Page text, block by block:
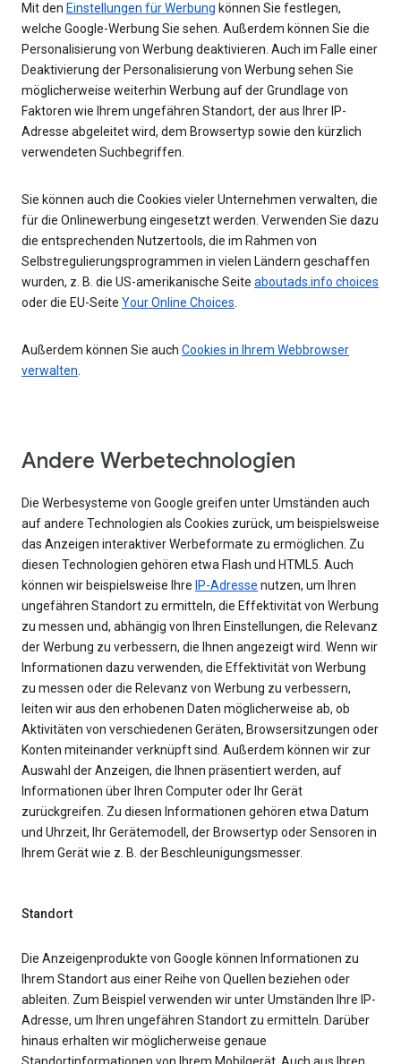
Mit den Einstellungen für Werbung können Sie festlegen,
welche Google-Werbung Sie sehen. Außerdem können Sie die
Personalisierung von Werbung deaktivieren. Auch im Falle einer
Deaktivierung der Personalisierung von Werbung sehen Sie
möglicherweise weiterhin Werbung auf der Grundlage von
Faktoren wie Ihrem ungefähren Standort, der aus Ihrer IP-
Adresse abgeleitet wird, dem Browsertyp sowie den kürzlich
verwendeten Suchbegriffen.
Sie können auch die Cookies vieler Unternehmen verwalten, die
für die Onlinewerbung eingesetzt werden. Verwenden Sie dazu
die entsprechenden Nutzertools, die im Rahmen von
Selbstregulierungsprogrammen in vielen Ländern geschaffen
wurden, z. B. die US-amerikanische Seite aboutads.info choices
oder die EU-Seite Your Online Choices.
Außerdem können Sie auch Cookies in Ihrem Webbrowser
verwalten.
Andere Werbetechnologien
Die Werbesysteme von Google greifen unter Umständen auch
auf andere Technologien als Cookies zurück, um beispielsweise
das Anzeigen interaktiver Werbeformate zu ermöglichen. Zu
diesen Technologien gehören etwa Flash und HTML5. Auch
können wir beispielsweise Ihre IP-Adresse nutzen, um Ihren
ungefähren Standort zu ermitteln, die Effektivität von Werbung
zu messen und, abhängig von Ihren Einstellungen, die Relevanz
der Werbung zu verbessern, die Ihnen angezeigt wird. Wenn wir
Informationen dazu verwenden, die Effektivität von Werbung
zu messen oder die Relevanz von Werbung zu verbessern,
leiten wir aus den erhobenen Daten möglicherweise ab, ob
Aktivitäten von verschiedenen Geräten, Browsersitzungen oder
Konten miteinander verknüpft sind. Außerdem können wir zur
Auswahl der Anzeigen, die Ihnen präsentiert werden, auf
Informationen über Ihren Computer oder Ihr Gerät
zurückgreifen. Zu diesen Informationen gehören etwa Datum
und Uhrzeit, Ihr Gerätemodell, der Browsertyp oder Sensoren in
Ihrem Gerät wie z. B. der Beschleunigungsmesser.
Standort
Die Anzeigenprodukte von Google können Informationen zu
Ihrem Standort aus einer Reihe von Quellen beziehen oder
ableiten. Zum Beispiel verwenden wir unter Umständen Ihre IP-
Adresse, um Ihren ungefähren Standort zu ermitteln. Darüber
hinaus erhalten wir möglicherweise genaue